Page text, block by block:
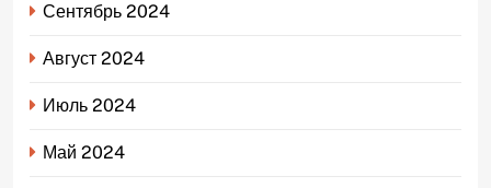
Сентябрь 2024
Август 2024
Июль 2024
Май 2024